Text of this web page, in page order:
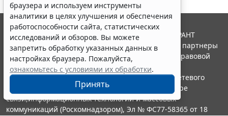
браузера и используем инструменты
аналитики в целях улучшения и обеспечения
работоспособности сайта, статистических
исследований и обзоров. Вы можете
запретить обработку указанных данных в
настройках браузера. Пожалуйста,
ознакомьтесь с условиями их обработки.
Принять
© ООО "НПП "ГАРАНТ-СЕРВИС", 2026. Система ГАРАНТ
выпускается с 1990 года. Компания "Гарант" и ее партнеры
являются участниками Российской ассоциации правовой
информации ГАРАНТ.
Портал ГАРАНТ.РУ зарегистрирован в качестве сетевого
издания Федеральной службой по надзору в сфере
связи,информационных технологий и массовых
коммуникаций (Роскомнадзором), Эл № ФС77-58365 от 18